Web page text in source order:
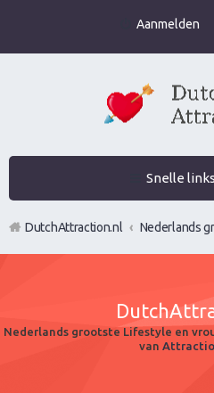
Aanmelden
Snelle links
DutchAttraction.nl
Nederlands grootste Lifestyle en
van